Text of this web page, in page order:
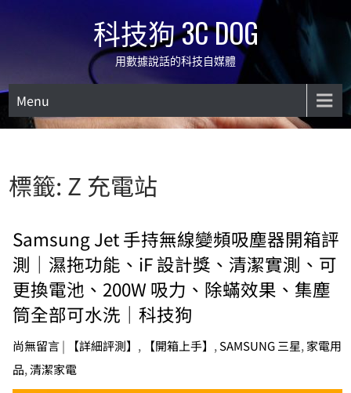
科技狗 3C DOG
用數據說話的科技自媒體
Menu
標籤: Z 充電站
Samsung Jet 手持無線變頻吸塵器開箱評
測｜濕拖功能、iF 設計獎、清潔實測、可
更換電池、200W 吸力、除蟎效果、集塵
筒全部可水洗｜科技狗
尚無留言| 【詳細評測】 , 【開箱上手】 , SAMSUNG 三星, 家電用
品,清潔家電